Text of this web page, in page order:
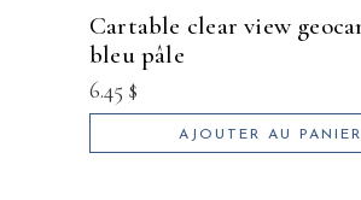
cartable clear view geocan 1.5 po
bleu pâle
6.45 $
AJOUTER AU PANIER